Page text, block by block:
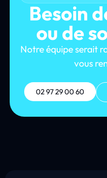
Besoin
ou de
Notre équipe serait
vous
02 97 29 00 60